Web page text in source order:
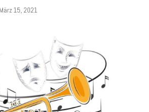
März 15, 2021